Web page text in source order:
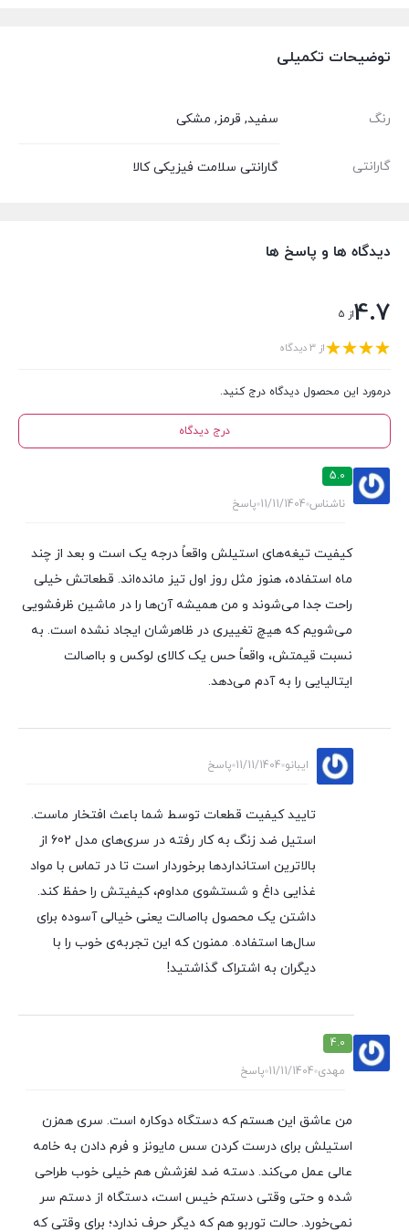
توضیحات تکمیلی
رنگ سفید, قرمز, مشکی
گارانتی گارانتی سلامت فیزیکی کالا
دیدگاه ها و پاسخ ها
4.7از 5
از 3 دیدگاه
درمورد این محصول دیدگاه درج کنید.
درج دیدگاه
5.0
ناشناس 11/11/1404 پاسخ
کیفیت تیغه‌های استیلش واقعاً درجه یک است و بعد از چند
ماه استفاده، هنوز مثل روز اول تیز مانده‌اند. قطعاتش خیلی
راحت جدا می‌شوند و من همیشه آن‌ها را در ماشین ظرفشویی
می‌شویم که هیچ تغییری در ظاهرشان ایجاد نشده است. به
نسبت قیمتش، واقعاً حس یک کالای لوکس و بااصالت
ایتالیایی را به آدم می‌دهد.
ایبانو 11/11/1404 پاسخ
تایید کیفیت قطعات توسط شما باعث افتخار ماست.
استیل ضد زنگ به کار رفته در سری‌های مدل 602 از
بالاترین استانداردها برخوردار است تا در تماس با مواد
غذایی داغ و شستشوی مداوم، کیفیتش را حفظ کند.
داشتن یک محصول بااصالت یعنی خیالی آسوده برای
سال‌ها استفاده. ممنون که این تجربه‌ی خوب را با
دیگران به اشتراک گذاشتید!
4.0
مهدی 11/11/1404 پاسخ
من عاشق این هستم که دستگاه دوکاره است. سری همزن
استیلش برای درست کردن سس مایونز و فرم دادن به خامه
عالی عمل می‌کند. دسته ضد لغزشش هم خیلی خوب طراحی
شده و حتی وقتی دستم خیس است، دستگاه از دستم سر
نمی‌خورد. حالت توربو هم که دیگر حرف ندارد؛ برای وقتی که